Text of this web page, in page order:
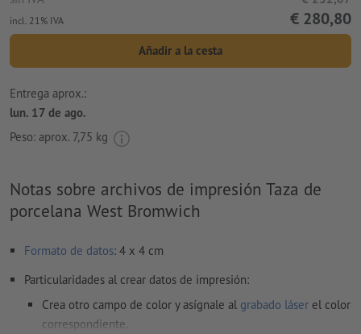
incl. 21% IVA € 280,80
Añadir a la cesta
Entrega aprox.:
lun. 17 de ago.
Peso: aprox. 7,75 kg
Notas sobre archivos de impresión Taza de
porcelana West Bromwich
Formato de datos: 4 x 4 cm
Particularidades al crear datos de impresión:
Crea otro campo de color y asígnale al grabado láser el color
correspondiente.